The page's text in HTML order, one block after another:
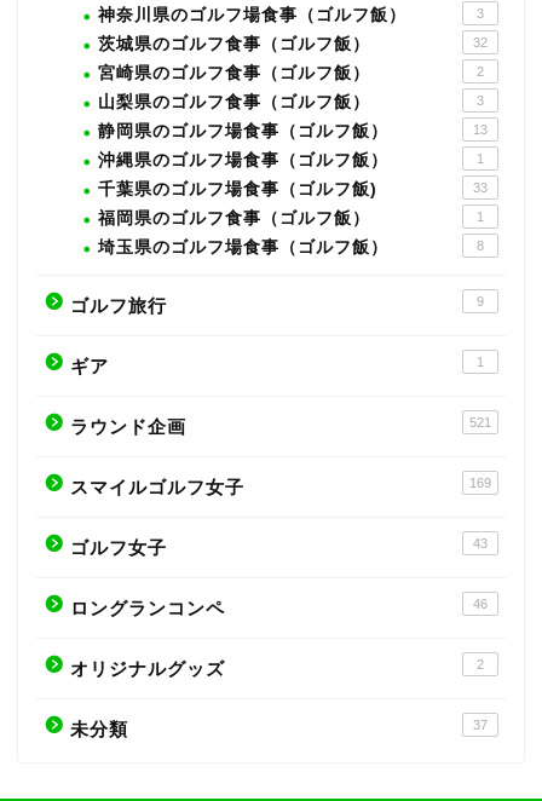
神奈川県のゴルフ場食事（ゴルフ飯） 3
茨城県のゴルフ食事（ゴルフ飯） 32
宮崎県のゴルフ食事（ゴルフ飯） 2
山梨県のゴルフ食事（ゴルフ飯） 3
静岡県のゴルフ場食事（ゴルフ飯） 13
沖縄県のゴルフ場食事（ゴルフ飯） 1
千葉県のゴルフ場食事（ゴルフ飯) 33
福岡県のゴルフ食事（ゴルフ飯） 1
埼玉県のゴルフ場食事（ゴルフ飯） 8
ゴルフ旅行 9
ギア 1
ラウンド企画 521
スマイルゴルフ女子 169
ゴルフ女子 43
ロングランコンペ 46
オリジナルグッズ 2
未分類 37